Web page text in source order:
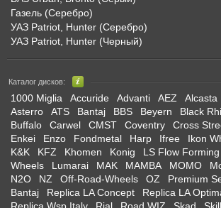
Газель (Серебро)
УАЗ Patriot, Hunter (Серебро)
УАЗ Patriot, Hunter (Черный)
Каталог дисков:
1000 Miglia Accuride Advanti AEZ Alcasta
Asterro
ATS Bantaj BBS Beyern Black
Buffalo
Carwel CMST Coventry Cross
Enkei
Enzo Fondmetal Harp Ifree Ikon
K&K
KFZ Khomen Konig LS Flow Forming
Wheels
Lumarai MAK MAMBA MOMO
N2O
NZ Off-Road-Wheels OZ Premium
Bantaj
Replica LA Concept Replica LA